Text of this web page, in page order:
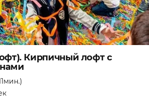
Кирпичный лофт с